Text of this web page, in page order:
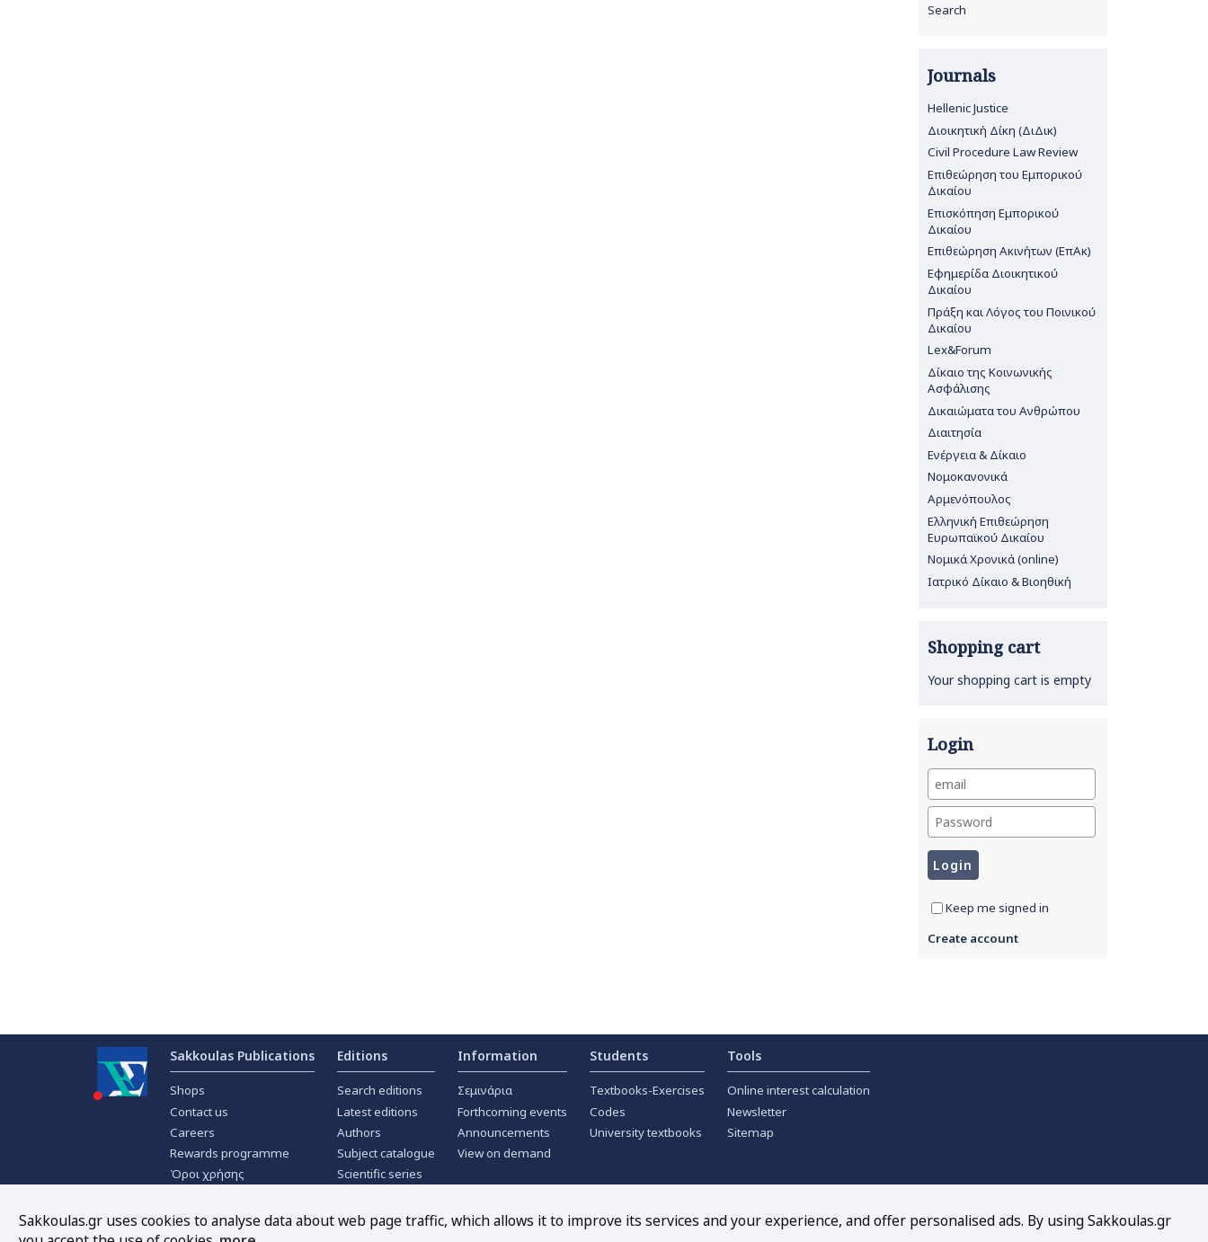
Search
Journals
Hellenic Justice
Διοικητική Δίκη (ΔιΔικ)
Civil Procedure Law Review
Επιθεώρηση του Εμπορικού
Δικαίου
Επισκόπηση Εμπορικού
Δικαίου
Επιθεώρηση Ακινήτων (ΕπΑκ)
Εφημερίδα Διοικητικού
Δικαίου
Πράξη και Λόγος του Ποινικού
Δικαίου
Lex&Forum
Δίκαιο της Κοινωνικής
Ασφάλισης
Δικαιώματα του Ανθρώπου
Διαιτησία
Ενέργεια & Δίκαιο
Νομοκανονικά
Αρμενόπουλος
Ελληνική Επιθεώρηση
Ευρωπαϊκού Δικαίου
Νομικά Χρονικά (online)
Ιατρικό Δίκαιο & Βιοηθική
Shopping cart
Your shopping cart is empty
Login
Keep me signed in
Create account
Sakkoulas Publications
Shops
Contact us
Careers
Rewards programme
Όροι χρήσης
About Cookies
Editions
Search editions
Latest editions
Authors
Subject catalogue
Scientific series
Offers
Information
Σεμινάρια
Forthcoming events
Announcements
View on demand
Students
Textbooks-Exercises
Codes
University textbooks
Tools
Online interest calculation
Newsletter
Sitemap
Sakkoulas.gr uses cookies to analyse data about web page traffic, which allows it to improve its services and your experience, and offer personalised ads. By using Sakkoulas.gr